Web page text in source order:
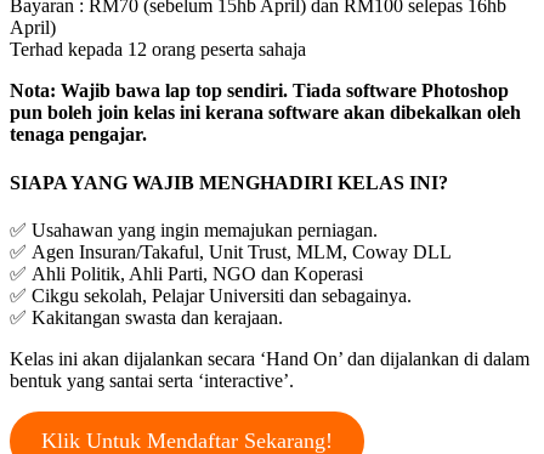
Bayaran : RM70 (sebelum 15hb April) dan RM100 selepas 16hb
April)
Terhad kepada 12 orang peserta sahaja
Nota: Wajib bawa lap top sendiri. Tiada software Photoshop
pun boleh join kelas ini kerana software akan dibekalkan oleh
tenaga pengajar.
SIAPA YANG WAJIB MENGHADIRI KELAS INI?
✅ Usahawan yang ingin memajukan perniagan.
✅ Agen Insuran/Takaful, Unit Trust, MLM, Coway DLL
✅ Ahli Politik, Ahli Parti, NGO dan Koperasi
✅ Cikgu sekolah, Pelajar Universiti dan sebagainya.
✅ Kakitangan swasta dan kerajaan.
Kelas ini akan dijalankan secara ‘Hand On’ dan dijalankan di dalam
bentuk yang santai serta ‘interactive’.
Klik Untuk Mendaftar Sekarang!